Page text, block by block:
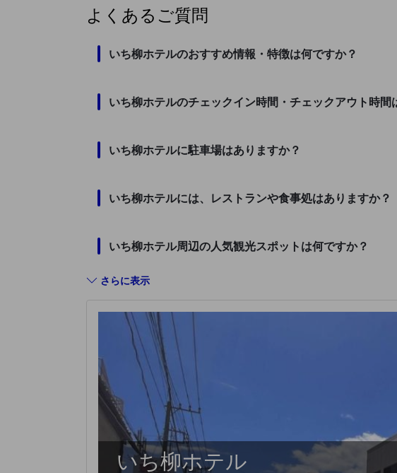
よくあるご質問
いち柳ホテルのおすすめ情報・特徴は何ですか？
いち柳ホテルのチェックイン時間・チェックアウト時間
いち柳ホテルに駐車場はありますか？
いち柳ホテルには、レストランや食事処はありますか？
いち柳ホテル周辺の人気観光スポットは何ですか？
さらに表示
いち柳ホテル